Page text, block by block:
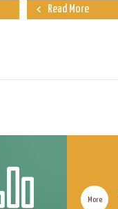
Read More
More